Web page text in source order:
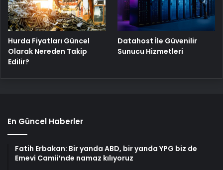
Hurda Fiyatları Güncel
Olarak Nereden Takip
Edilir?
Datahost İle Güvenilir
Sunucu Hizmetleri
En Güncel Haberler
Fatih Erbakan: Bir yanda ABD, bir yanda YPG biz de
Emevi Camii’nde namaz kılıyoruz